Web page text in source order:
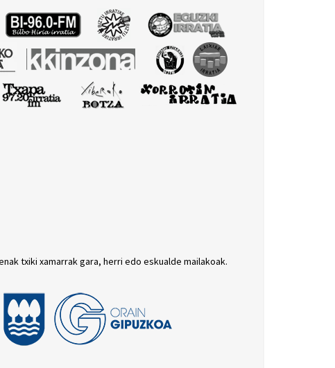
txiki xamarrak gara, herri edo eskualde mailakoak.